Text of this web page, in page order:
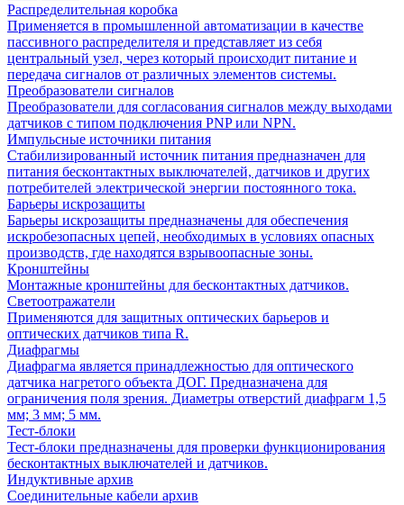
Распределительная коробка
Применяется в промышленной автоматизации в качестве
пассивного распределителя и представляет из себя
центральный узел, через который происходит питание и
передача сигналов от различных элементов системы.
Преобразователи сигналов
Преобразователи для согласования сигналов между выходами
датчиков с типом подключения PNP или NPN.
Импульсные источники питания
Стабилизированный источник питания предназначен для
питания бесконтактных выключателей, датчиков и других
потребителей электрической энергии постоянного тока.
Барьеры искрозащиты
Барьеры искрозащиты предназначены для обеспечения
искробезопасных цепей, необходимых в условиях опасных
производств, где находятся взрывоопасные зоны.
Кронштейны
Монтажные кронштейны для бесконтактных датчиков.
Светоотражатели
Применяются для защитных оптических барьеров и
оптических датчиков типа R.
Диафрагмы
Диафрагма является принадлежностью для оптического
датчика нагретого объекта ДОГ. Предназначена для
ограничения поля зрения. Диаметры отверстий диафрагм 1,5
мм; 3 мм; 5 мм.
Тест-блоки
Тест-блоки предназначены для проверки функционирования
бесконтактных выключателей и датчиков.
Индуктивные архив
Соединительные кабели архив